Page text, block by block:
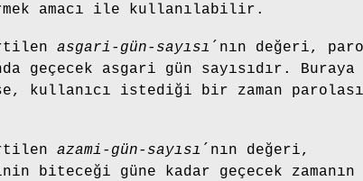
amacı ile kullanılabilir.
asgari-gün-sayısı ´nın değeri,
geçecek asgari gün sayısıdır. Buraya
kullanıcı istediği bir zaman
azami-gün-sayısı ´nın değeri,
biteceği güne kadar geçecek zamanın